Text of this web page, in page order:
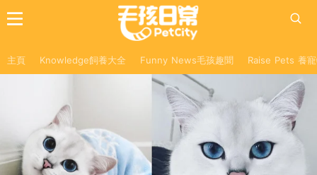
主頁 Knowledge飼養大全 Funny News毛孩趣聞 Raise Pets 養